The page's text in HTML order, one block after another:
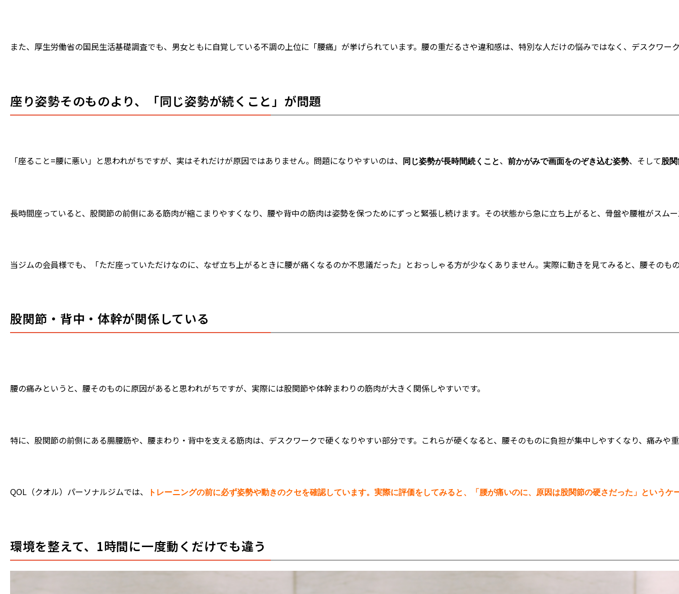
また、厚生労働省の国民生活基礎調査でも、男女ともに自覚している不調の上位に「腰痛」が挙げられています。腰の重だるさや違和感は、特別な人だけの悩みではなく、デスクワー
座り姿勢そのものより、「同じ姿勢が続くこと」が問題
「座ること=腰に悪い」と思われがちですが、実はそれだけが原因ではありません。問題になりやすいのは、 同じ姿勢が長時間続くこと、 前かがみで画面をのぞき込む姿勢、そして股
長時間座っていると、股関節の前側にある筋肉が縮こまりやすくなり、腰や背中の筋肉は姿勢を保つためにずっと緊張し続けます。その状態から急に立ち上がると、骨盤や腰椎がスム
当ジムの会員様でも、「ただ座っていただけなのに、なぜ立ち上がるときに腰が痛くなるのか不思議だった」とおっしゃる方が少なくありません。実際に動きを見てみると、腰そ
股関節・背中・体幹が関係している
腰の痛みというと、腰そのものに原因があると思われがちですが、実際には股関節や体幹まわりの筋肉が大きく関係しやすいです。
特に、股関節の前側にある腸腰筋や、腰まわり・背中を支える筋肉は、デスクワークで硬くなりやすい部分です。これらが硬くなると、腰そのものに負担が集中しやすくなり、痛みや
QOL（クオル）パーソナルジムでは、 トレーニングの前に必ず姿勢や動きのクセを確認しています。実際に評価をしてみると、「腰が痛いのに、原因は股関節の硬さだった」というケ
環境を整えて、1時間に一度動くだけでも違う